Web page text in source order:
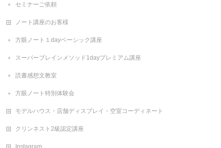
セミナーご依頼
ノート講座のお客様
方眼ノート１dayベーシック講座
スーパーブレインメソッド1dayプレミアム講座
読書感想文教室
方眼ノート特別体験会
モデルハウス・店舗ディスプレイ・空室コーディネート
クリンネスト2級認定講座
Instagram